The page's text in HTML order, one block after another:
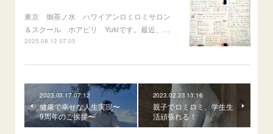
東京 御茶ノ水 ハワイアンロミロミサロン
＆スクール ホアピリ Yukiです。最近、…
2025.08.12 07:05
2023.03.17 07:12
健康で幸せな人生実現〜
9周年のご挨拶〜
2023.02.23 13:16
親子でロミロミ、学生生
活頑張れる！